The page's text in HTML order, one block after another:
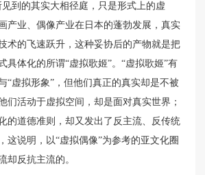
到的其实大相径庭，只是形式上的虚
产业、偶像产业在日本的蓬勃发展，真实
术的飞速跃升，这种妥协后的产物就是把
具体化的所谓“虚拟歌姬”。“虚拟歌姬”有
“虚拟形象”，但他们真正的真实却是不被
们活动于虚拟空间，却是面对真实世界；
的道德准则，却又发出了反主流、反传统
这说明，以“虚拟偶像”为参考的亚文化圈
却反抗主流的。